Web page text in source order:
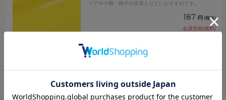
リアや小物・椅子の張替えなどにおすすめです。
187 円 (税込)
会員登録(無料)
合皮生地 メタルストレッチレザー（G-8）